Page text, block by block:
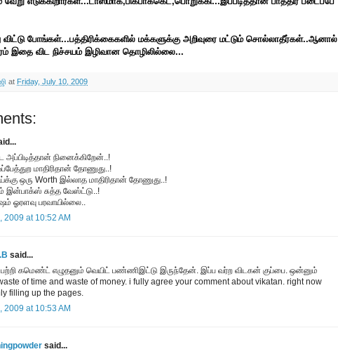
விட்டு போங்கள்...பத்திரிக்கைகளில் மக்களுக்கு அறிவுரை மட்டும் சொல்லாதீர்கள்..ஆனால்
இதை விட நிச்சயம் இழிவான தொழிலில்லை...
at Friday, July 10, 2009
அப்பிடித்தான் நினைக்கிறேன்..!
மாதிரிதான் தோணுது..!
ஒரு Worth இல்லாத மாதிரிதான் தோணுது..!
இன்பாக்ஸ் சுத்த வேஸ்ட்டு..!
ஓரளவு பரவாயில்லை..
2009 at 10:52 AM
said...
கமெண்ட் எழுதனும் வெயிட் பண்ணிஇட்டு இருந்தேன். இப்ப வர்ற விடகன் குப்பை. ஒன்னும்
of time and waste of money. i fully agree your comment about vikatan. right now
filling up the pages.
2009 at 10:53 AM
said...